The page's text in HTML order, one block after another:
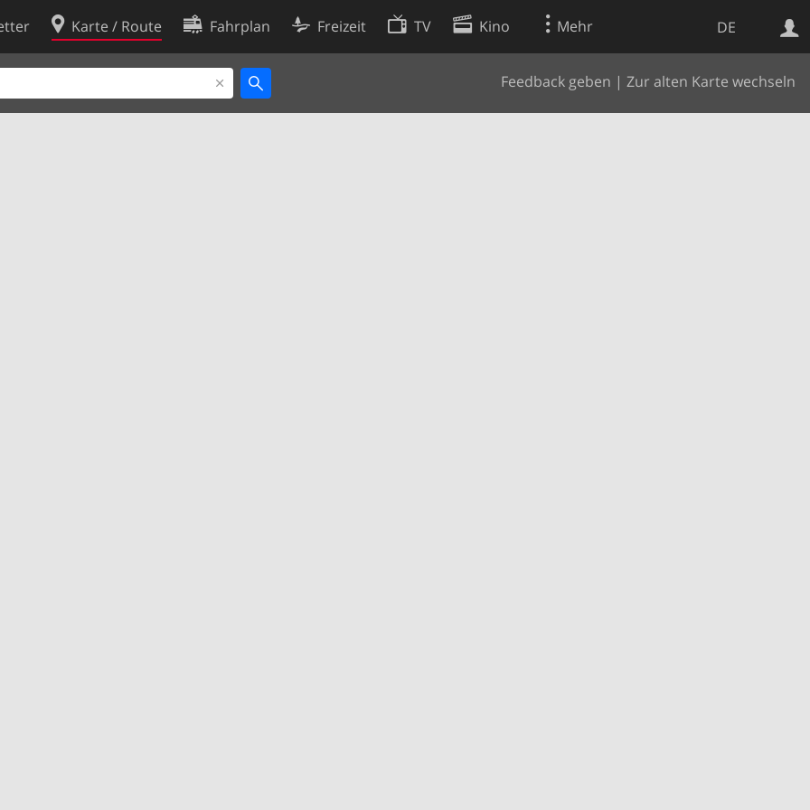
DE
Karte / Route Fahrplan Freizeit TV Kino Mehr
Feedback geben | Zur alten Karte wechseln
Websuche
Cookie-Richtlinie
Cookie-Einstellungen